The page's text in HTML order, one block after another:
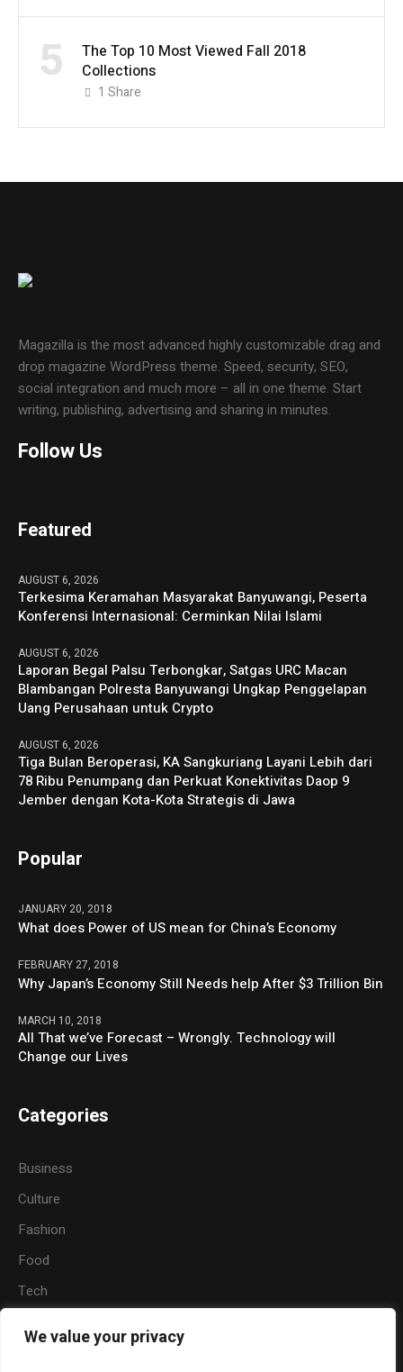
We value your privacy
5
The Top 10 Most Viewed Fall 2018
Collections
1 Share
Magazilla is the most advanced highly customizable drag and
drop magazine WordPress theme. Speed, security, SEO,
social integration and much more – all in one theme. Start
writing, publishing, advertising and sharing in minutes.
Follow Us
Featured
AUGUST 6, 2026
Terkesima Keramahan Masyarakat Banyuwangi, Peserta
Konferensi Internasional: Cerminkan Nilai Islami
AUGUST 6, 2026
Laporan Begal Palsu Terbongkar, Satgas URC Macan
Blambangan Polresta Banyuwangi Ungkap Penggelapan
Uang Perusahaan untuk Crypto
AUGUST 6, 2026
Tiga Bulan Beroperasi, KA Sangkuriang Layani Lebih dari
78 Ribu Penumpang dan Perkuat Konektivitas Daop 9
Jember dengan Kota-Kota Strategis di Jawa
Popular
JANUARY 20, 2018
What does Power of US mean for China’s Economy
FEBRUARY 27, 2018
Why Japan’s Economy Still Needs help After $3 Trillion Bin
MARCH 10, 2018
All That we’ve Forecast – Wrongly. Technology will
Change our Lives
Categories
Business
Culture
Fashion
Food
Tech